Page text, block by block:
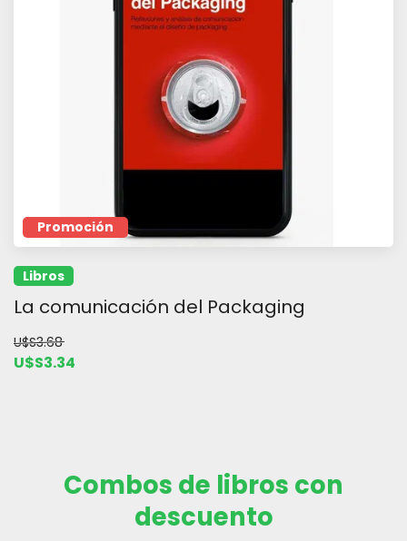
Promoción
Libros
La comunicación del Packaging
U$S3.68
U$S3.34
Combos de libros con
descuento